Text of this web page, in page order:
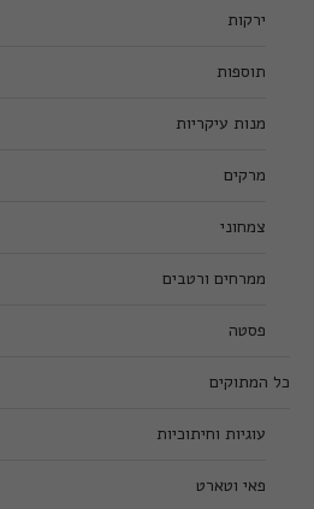
ירקות
תוספות
מנות עיקריות
מרקים
צמחוני
ממרחים ורטבים
פסטה
כל המתוקים
עוגיות וחיתוכיות
פאי וטארט